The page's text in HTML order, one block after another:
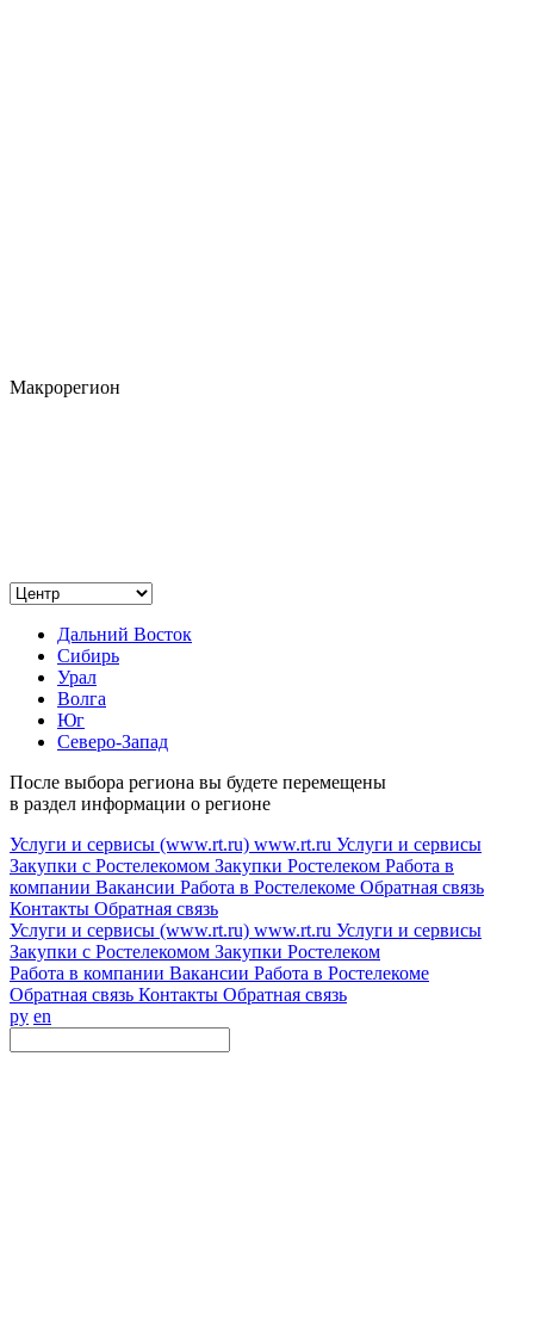
Макрорегион
Дальний Восток
Сибирь
Урал
Волга
Юг
Северо-Запад
После выбора региона вы будете перемещены
в раздел информации о регионе
Услуги и сервисы (www.rt.ru) www.rt.ru Услуги и сервисы
Закупки с Ростелекомом Закупки Ростелеком Работа в
компании Вакансии Работа в Ростелекоме Обратная связь
Контакты Обратная связь
Услуги и сервисы (www.rt.ru) www.rt.ru Услуги и сервисы
Закупки с Ростелекомом Закупки Ростелеком
Работа в компании Вакансии Работа в Ростелекоме
Обратная связь Контакты Обратная связь
ру en